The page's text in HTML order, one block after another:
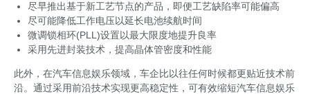
尽早推出基于新工艺节点的产品，即便工艺缺陷率可能偏高
尽可能降低工作电压以延长电池续航时间
微调锁相环(PLL)设置以最大限度地提升良率
采用先进封装技术，提高晶体管密度和性能
此外，在汽车信息娱乐领域，车企比以往任何时候都更贴近技术前
沿。通过采用前沿技术实现更高稳定性，可有效缩短汽车信息娱乐